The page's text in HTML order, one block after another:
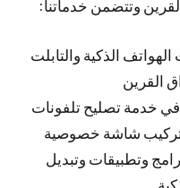
وتتضمن خدماتنا:
الذكية والتابلت
القرين
خدمة تصليح تلفونات
شاشة خصوصية
وتطبيقات وتبديل